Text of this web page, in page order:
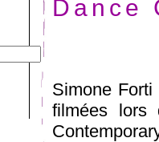
Dance
Simone
filmées lors